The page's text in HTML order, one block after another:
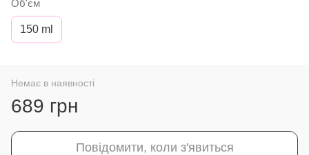
Об'єм
150 ml
Немає в наявності
689 грн
Повідомити, коли з'явиться